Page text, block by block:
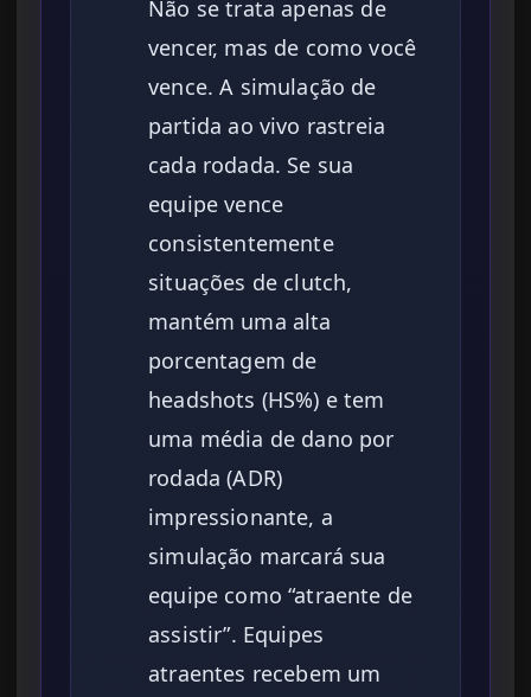
Não se trata apenas de
vencer, mas de como você
vence. A simulação de
partida ao vivo rastreia
cada rodada. Se sua
equipe vence
consistentemente
situações de clutch,
mantém uma alta
porcentagem de
headshots (HS%) e tem
uma média de dano por
rodada (ADR)
impressionante, a
simulação marcará sua
equipe como “atraente de
assistir”. Equipes
atraentes recebem um